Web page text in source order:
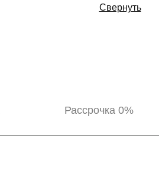
Свернуть
Рассрочка 0%